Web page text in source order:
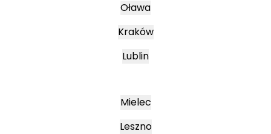
Oława
Kraków
Lublin
Mielec
Leszno